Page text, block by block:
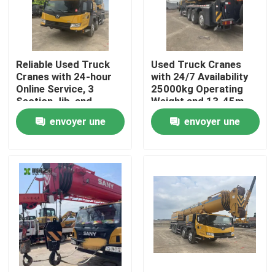
Maison
Produits
Au sujet de nous
Visite d'usine
Contrôle de qualité
Reliable Used Truck
Cranes with 24-hour
Online Service, 3
Section Jib, and
25000kg Operating
Weight for Heavy
Lifting
envoyer une
Used Truck Cranes
with 24/7 Availability
25000kg Operating
Weight and 13-45m
Maximum Lifting
Height envoyer une